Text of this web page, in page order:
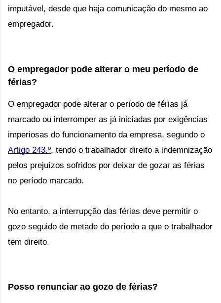
imputável, desde que haja comunicação do mesmo ao
empregador.
O empregador pode alterar o meu período de
férias?
O empregador pode alterar o período de férias já
marcado ou interromper as já iniciadas por exigências
imperiosas do
Artigo 243.º, tendo o trabalhador direito a indemnização
pelos prejuízos sofridos por deixar de gozar as férias
no período marcado.
No entanto, a interrupção das férias deve permitir o
gozo seguido de metade do período a que o trabalhador
tem direito.
Posso renunciar ao gozo de férias?